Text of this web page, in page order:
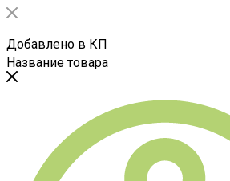
Добавлено в КП
Название товара